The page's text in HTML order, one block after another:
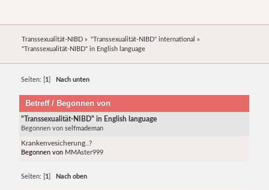
Transsexualität-NIBD» "Transsexualität-NIBD" international »
"Transsexualität-NIBD" in English language
Seiten: [ 1 Nach unten
Betreff/ Begonnen von
"Transsexualität-NIBD" in English language
Begonnen vonselfmademan
Krankenvesicherung..?
Begonnen von MMAster999
Seiten: [ 1 Nach oben